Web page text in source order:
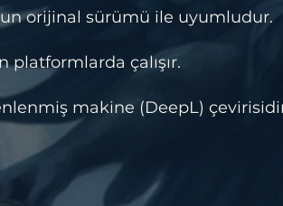
orijinal sürümü ile uyumludur.
platformlarda çalışır.
makine (DeepL)